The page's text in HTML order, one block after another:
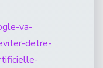
va-
detre-